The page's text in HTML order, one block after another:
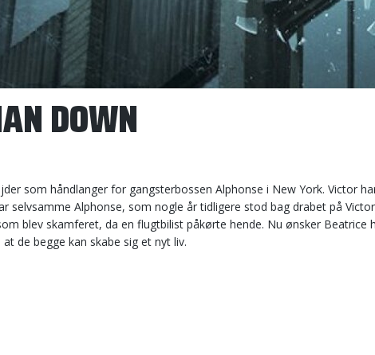
DOWN
som håndlanger for gangsterbossen Alphonse i New York. Victor
selvsamme Alphonse, som nogle år tidligere stod bag drabet på
blev skamferet, da en flugtbilist påkørte hende. Nu ønsker Beatrice
de begge kan skabe sig et nyt liv.